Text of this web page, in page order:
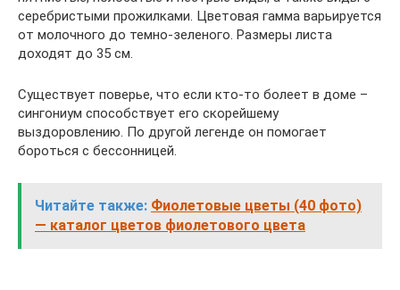
серебристыми прожилками. Цветовая гамма варьируется
от молочного до темно-зеленого. Размеры листа
доходят до 35 см.
Существует поверье, что если кто-то болеет в доме –
сингониум способствует его скорейшему
выздоровлению. По другой легенде он помогает
бороться с бессонницей.
Читайте также: Фиолетовые цветы (40 фото)
— каталог цветов фиолетового цвета